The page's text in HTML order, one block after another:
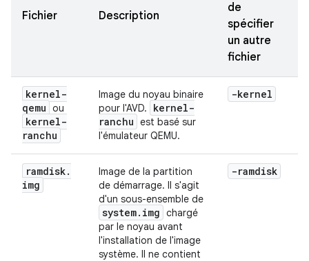
Fichier Description
de
spécifier
un autre
fichier
kernel-
qemu ou
kernel-
ranchu
Image du noyau binaire
pour l'AVD.
kernel-
ranchu est basé sur
l'émulateur QEMU.
-kernel
ramdisk.
img
Image de la partition
de démarrage. Il s'agit
d'un sous-ensemble de
system. img chargé
par le noyau avant
l'installation de l'image
système. Il ne contient
-ramdisk